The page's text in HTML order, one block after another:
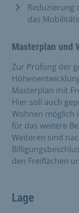
Reduzierung
das
Masterplan und
Zur Prüfung der
Masterplan mit
Hier soll auch
Wohnen möglich
für das weitere
Weiteren sind
den Freiflächen
Lage